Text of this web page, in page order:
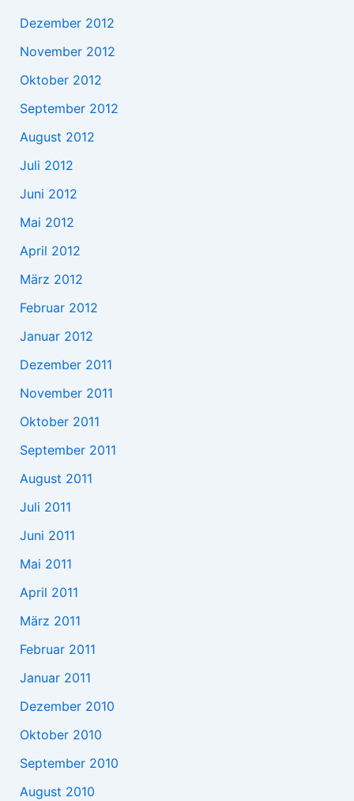
Dezember 2012
November 2012
Oktober 2012
September 2012
August 2012
Juli 2012
Juni 2012
Mai 2012
April 2012
März 2012
Februar 2012
Januar 2012
Dezember 2011
November 2011
Oktober 2011
September 2011
August 2011
Juli 2011
Juni 2011
Mai 2011
April 2011
März 2011
Februar 2011
Januar 2011
Dezember 2010
Oktober 2010
September 2010
August 2010